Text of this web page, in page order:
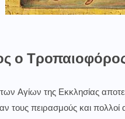
ο
Αγίων της Εκκλησίας
τους πειρασμούς και